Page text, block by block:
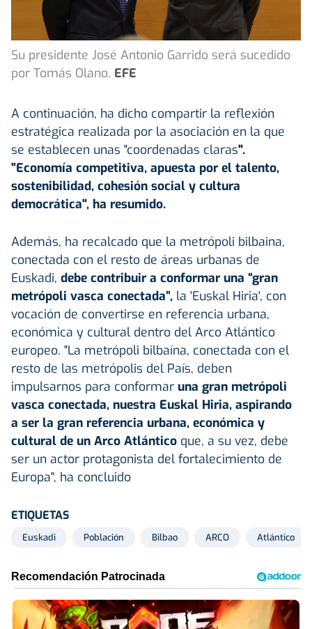
Su presidente José Antonio Garrido será sucedido
por Tomás Olano. EFE
A continuación, ha dicho compartir la reflexión
estratégica realizada por la asociación en la que
se establecen unas "coordenadas claras".
"Economía competitiva, apuesta por el talento,
sostenibilidad, cohesión social y cultura
democrática", ha resumido.
Además, ha recalcado que la metrópoli bilbaina,
conectada con el resto de áreas urbanas de
Euskadi, debe contribuir a conformar una “gran
metrópoli vasca conectada”, la 'Euskal Hiria', con
vocación de convertirse en referencia urbana,
económica y cultural dentro del Arco Atlántico
europeo. "La metrópoli bilbaína, conectada con el
resto de las metrópolis del País, deben
impulsarnos para conformar una gran metrópoli
vasca conectada, nuestra Euskal Hiria, aspirando
a ser la gran referencia urbana, económica y
cultural de un Arco Atlántico que, a su vez, debe
ser un actor protagonista del fortalecimiento de
Europa", ha concluido
ETIQUETAS
Euskadi Población Bilbao ARCO Atlántico